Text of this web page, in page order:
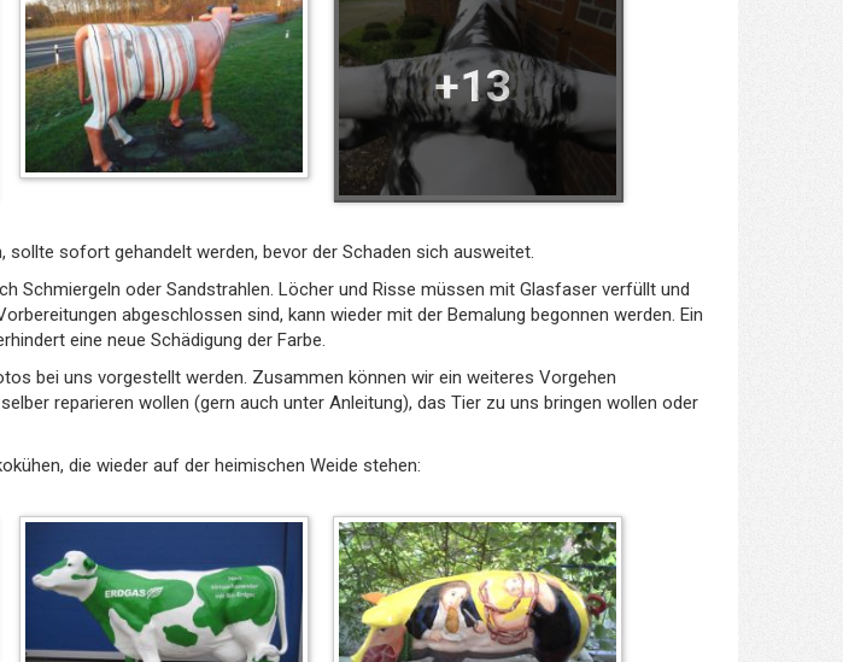
+13
sollte sofort gehandelt werden, bevor der Schaden sich ausweitet.
Schmiergeln oder Sandstrahlen. Löcher und Risse müssen mit Glasfaser verfüllt und
abgeschlossen sind, kann wieder mit der Bemalung begonnen werden. Ein
eine neue Schädigung der Farbe.
bei uns vorgestellt werden. Zusammen können wir ein weiteres Vorgehen
reparieren wollen (gern auch unter Anleitung), das Tier zu uns bringen wollen oder
die wieder auf der heimischen Weide stehen: